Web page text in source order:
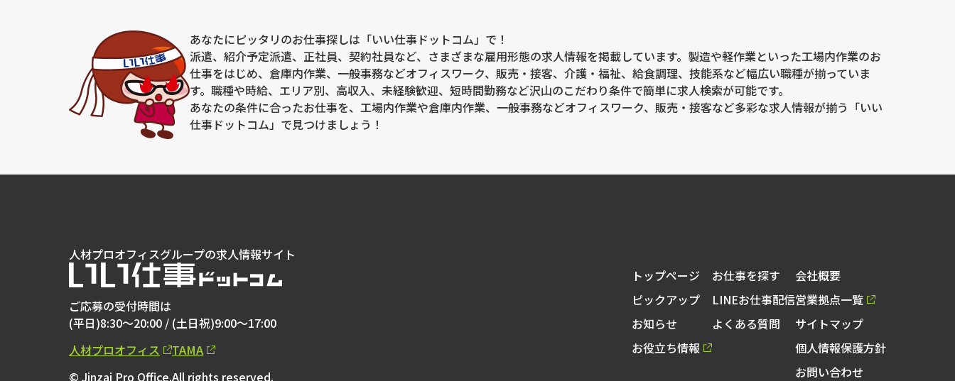
当社ホームページの個人情報保護方針をご覧下さい。
(11)当社の個人情報の取扱いに関する苦情、相談等のお問い合わせ先
【窓口の名称】個人情報お問い合わせ窓口
【連絡先】個人情報保護管理者：棚原 圭太
住所：大阪府枚方市新町1丁目12番1号 関医アネックス第2ビル2階
電話/FAX ：072-841-1010/072-841-1212
電子メール：soumu@jin-pro.jp
あなたにピッタリのお仕事探しは「いい仕事ドットコム」で！
派遣、紹介予定派遣、正社員、契約社員など、さまざまな雇用形態の求人情報を掲載しています。製造や軽作業といった工場内作業のお
仕事をはじめ、倉庫内作業、一般事務などオフィスワーク、販売・接客、介護・福祉、給食調理、技能系など幅広い職種が揃っていま
す。職種や時給、エリア別、高収入、未経験歓迎、短時間勤務など沢山のこだわり条件で簡単に求人検索が可能です。
あなたの条件に合ったお仕事を、工場内作業や倉庫内作業、一般事務などオフィスワーク、販売・接客など多彩な求人情報が揃う「いい
仕事ドットコム」で見つけましょう！
人材プロオフィスグループの求人情報サイト
ご応募の受付時間は
(平日)8:30～20:00 / (土日祝)9:00～17:00
人材プロオフィス
TAMA
© Jinzai Pro Office.All rights reserved.
トップページ
ピックアップ
お知らせ
お役立ち情報
お仕事を探す
LINEお仕事配信
よくある質問
会社概要
営業拠点一覧
サイトマップ
個人情報保護方針
お問い合わせ